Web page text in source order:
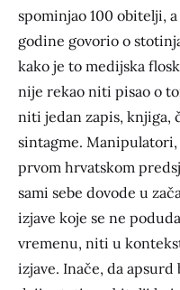
spominjao 100 obitelji,
godine govorio o
kako je to medijska
nije rekao niti pisao o
niti jedan zapis, knjiga,
sintagme.
prvom hrvatskom
sami sebe dovode u
izjave koje se ne
vremenu, niti u
izjave. Inače, da